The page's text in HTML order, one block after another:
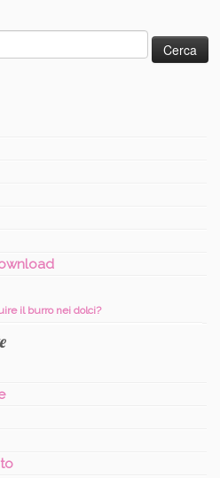
il burro nei dolci?